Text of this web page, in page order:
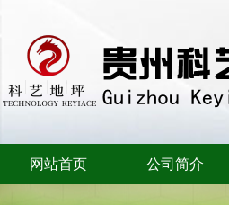
网站首页 公司简介